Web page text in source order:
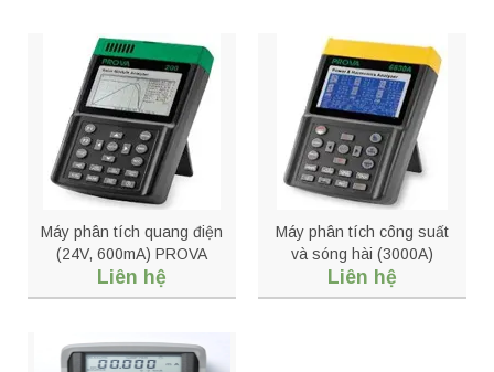
Máy phân tích quang điện
(24V, 600mA) PROVA
200A-24
Liên hệ
Máy phân tích công suất
và sóng hài (3000A)
PROVA 6830A + 3007
Liên hệ